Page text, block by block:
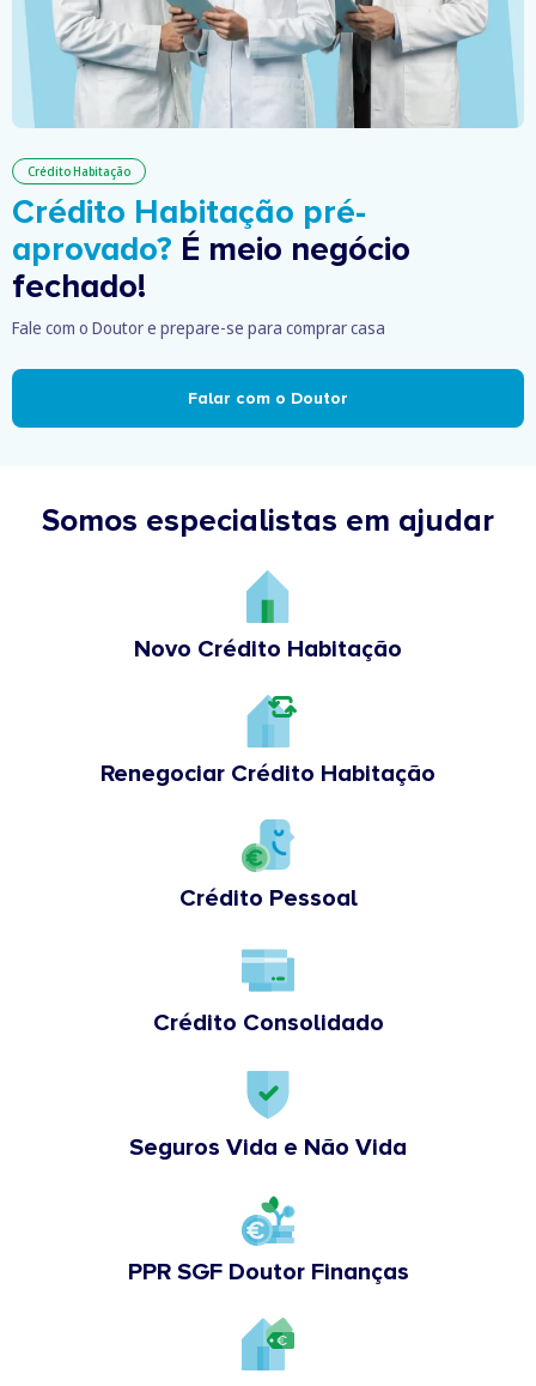
Crédito Habitação
Crédito Habitação pré-
aprovado? É meio negócio
fechado!
Fale com o Doutor e prepare-se para comprar casa
Falar com o Doutor
Somos especialistas em ajudar
Novo Crédito Habitação
Renegociar Crédito Habitação
Crédito Pessoal
Crédito Consolidado
Seguros Vida e Não Vida
PPR SGF Doutor Finanças